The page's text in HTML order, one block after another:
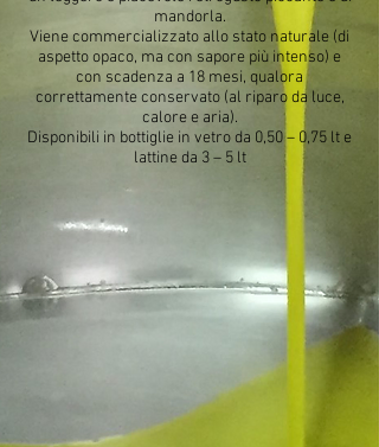
mandorla.
Viene commercializzato allo stato naturale (di
aspetto opaco, ma con sapore più intenso) e
con scadenza a 18 mesi, qualora
correttamente conservato (al riparo da luce,
calore e aria).
Disponibili in bottiglie in vetro da 0,50 – 0,75 lt e
lattine da 3 – 5 lt